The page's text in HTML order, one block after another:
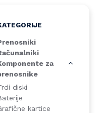
za
diski
kartice